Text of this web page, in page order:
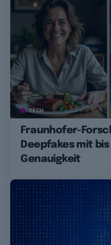
TECH
Fraunhofer-
Deepfakes mit
Genauigkeit